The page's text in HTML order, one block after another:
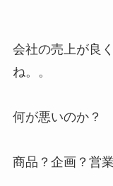
会社の売上が良
ね。。
何が悪いのか？
商品？企画？営